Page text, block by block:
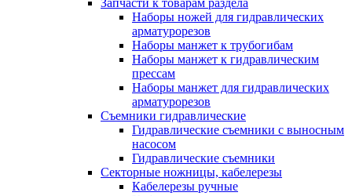
Запчасти к товарам раздела
Наборы ножей для гидравлических
арматурорезов
Наборы манжет к трубогибам
Наборы манжет к гидравлическим
прессам
Наборы манжет для гидравлических
арматурорезов
Съемники гидравлические
Гидравлические cъемники с выносным
насосом
Гидравлические съемники
Секторные ножницы, кабелерезы
Кабелерезы ручные